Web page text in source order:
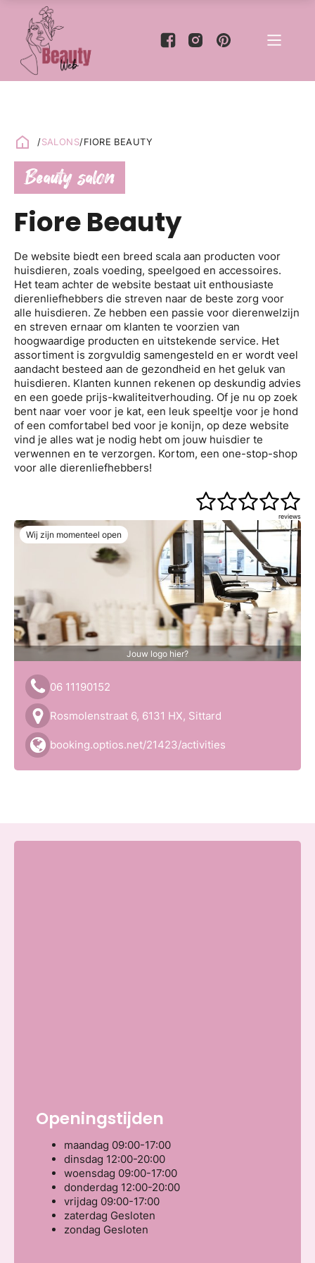
/SALONS/FIORE BEAUTY
Jouw logo hier?
Wij zijn momenteel open
06 11190152
Rosmolenstraat 6, 6131 HX, Sittard
booking.optios.net/21423/activities
Beauty salon
Fiore Beauty
De website biedt een breed scala aan producten voor
huisdieren, zoals voeding, speelgoed en accessoires.
Het team achter de website bestaat uit enthousiaste
dierenliefhebbers die streven naar de beste zorg voor
alle huisdieren. Ze hebben een passie voor dierenwelzijn
en streven ernaar om klanten te voorzien van
hoogwaardige producten en uitstekende service. Het
assortiment is zorgvuldig samengesteld en er wordt veel
aandacht besteed aan de gezondheid en het geluk van
huisdieren. Klanten kunnen rekenen op deskundig advies
en een goede prijs-kwaliteitverhouding. Of je nu op zoek
bent naar voer voor je kat, een leuk speeltje voor je hond
of een comfortabel bed voor je konijn, op deze website
vind je alles wat je nodig hebt om jouw huisdier te
verwennen en te verzorgen. Kortom, een one-stop-shop
voor alle dierenliefhebbers!
reviews
Openingstijden
maandag 09:00-17:00
dinsdag 12:00-20:00
woensdag 09:00-17:00
donderdag 12:00-20:00
vrijdag 09:00-17:00
zaterdag Gesloten
zondag Gesloten